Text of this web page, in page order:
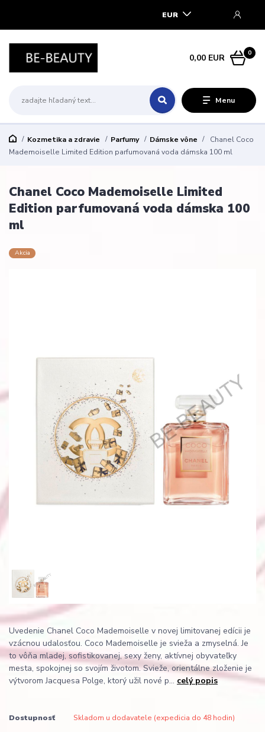
Menu
EUR
0
0,00 EUR
Kozmetika a zdravie Parfumy Dámske vône
Chanel Coco
Mademoiselle Limited Edition parfumovaná voda dámska 100 ml
Chanel Coco Mademoiselle Limited
Edition parfumovaná voda dámska 100
ml
Akcia
Uvedenie Chanel Coco Mademoiselle v novej limitovanej edícii je
vzácnou udalosťou. Coco Mademoiselle je svieža a zmyselná. Je
to vôňa mladej, sofistikovanej, sexy ženy, aktívnej obyvateľky
mesta, spokojnej so svojím životom. Svieže, orientálne zloženie je
výtvorom Jacquesa Polge, ktorý užil nové p... celý popis
Dostupnosť Skladom u dodavatele (expedicia do 48 hodin)